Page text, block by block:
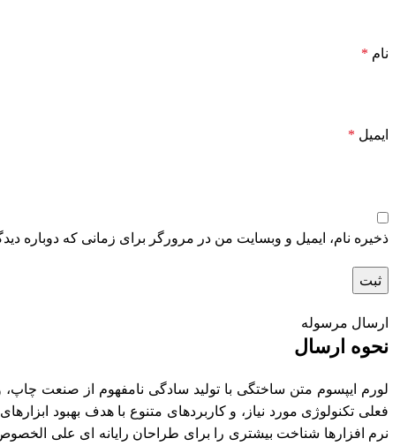
نام *
ایمیل *
ذخیره نام، ایمیل و وبسایت من در مرورگر برای زمانی که دوباره
ارسال مرسوله
نحوه ارسال
لورم ایپسوم متن ساختگی با تولید سادگی نامفهوم از صنعت
فعلی تکنولوژی مورد نیاز، و کاربردهای متنوع با هدف بهبود
نرم افزارها شناخت بیشتری را برای طراحان رایانه ای علی